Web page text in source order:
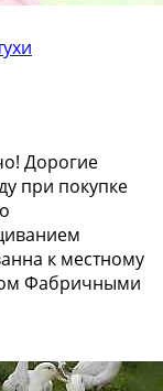
Дорогие
при покупке
к местному
Фабричными